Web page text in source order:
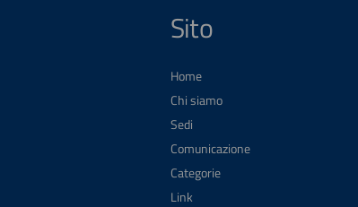
Sito
Home
Chi siamo
Sedi
Comunicazione
Categorie
Link